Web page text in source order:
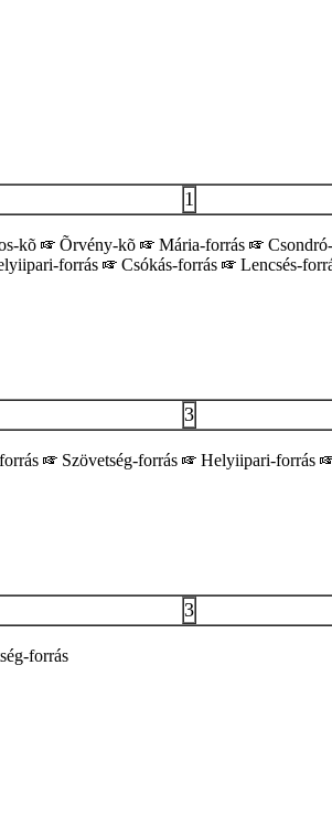
1
kõ Õrvény-kõ Mária-forrás
forrás Csókás-forrás Lencsés-
3
Szövetség-forrás Helyiipari-forrás
3
forrás